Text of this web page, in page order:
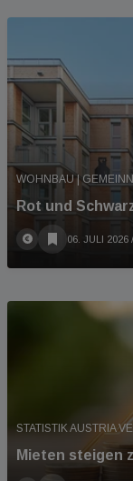
WOHNBAU |
Rot und
06. JULI 2026
STATISTIK AUSTRIA
Mieten steigen